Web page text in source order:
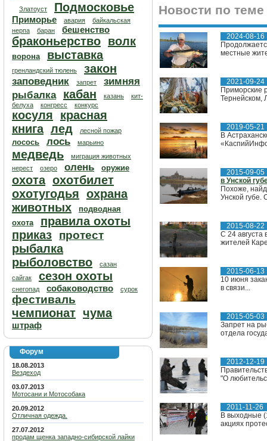
Златоуст Подмосковье
Приморье авария
байкальская
нерпа
баран бешенство
браконьерство волк
ворона выставка
гренландский тюлень закон
заповедник запрет
зимняя
рыбалка
кабан казань
кит-
белуха
конгресс конкурс
косуля
красная
книга лед лесной пожар
лосось лось марьино
медведь
миграция животных
нерест
озеро олень оружие
охота охотбилет
охотугодья охрана
животных
подводная
охота
правила охоты
приказ
протест
рыбалка
рыболовство
сазан
сайгак
сезон охоты
снегопад собаководство сурок
фестиваль
чемпионат чума
штраф
Форум
18.08.2013
Вездеход
03.07.2013
Мотосани и Мотособака
20.09.2012
Отличная одежда.
27.07.2012
продам щенка западно-сибирской лайки
Новости по теме
2024-08-16
местные
2021-09-24
Приморские
Тернейском,
2019-05-21
В
2015-09-05
в Унской
Похоже,
Унской губе.
2015-08-22
С 24 августа
жителей
2015-06-13
10 июня
в связи...
2015-05-03
Запрет на
отдела
2012-12-19
"О
2011-11-26
В выходные
акциях